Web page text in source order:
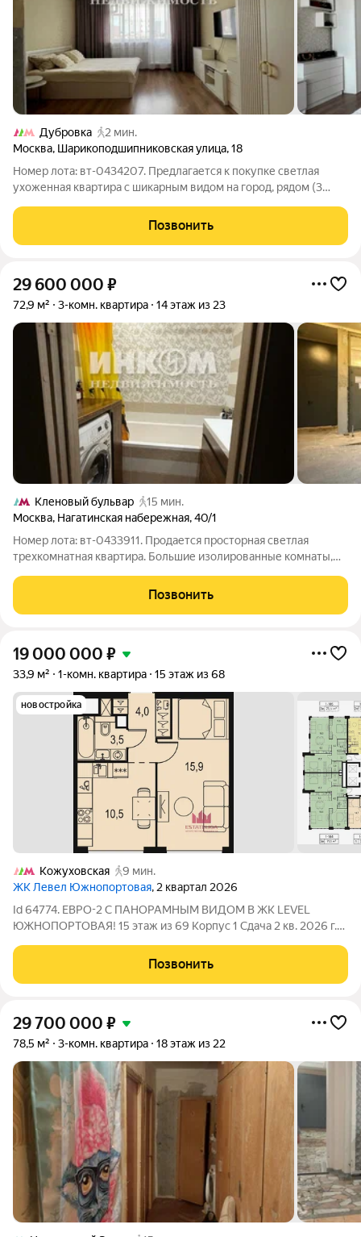
Дубровка
2 мин.
Москва, Шарикоподшипниковская улица,18
Номер лота: вт-0434207. Предлагается к покупке светлая
ухоженная квартира с шикарным видом на город, рядом (3
ремонт, не требует дополнительных вложений,
укомплектована полным набором бытовой
Позвонить
29 600 000 ₽
72,9 м² 3-комн. квартира 14 этаж из 23
Кленовый бульвар
15 мин.
Москва, Нагатинская набережная,40/1
Номер лота: вт-0433911. Продается просторная светлая
трехкомнатная квартира. Большие изолированные комнаты,
и на набережную Москвы-реки. Квартира в хорошем
состоянии, с косметическим
Позвонить
19 000 000 ₽
33,9 м² 1-комн. квартира 15 этаж из 68
новостройка
Кожуховская
9 мин.
ЖК Левел Южнопортовая, 2 квартал 2026
Id 64774. ЕВРО-2 С ПАНОРАМНЫМ ВИДОМ В ЖК LEVEL
ЮЖНОПОРТОВАЯ! 15 этаж из 69 Корпус 1 Сдача 2 кв. 2026 г.
Позвонить
29 700 000 ₽
78,5 м² 3-комн. квартира 18 этаж из 22